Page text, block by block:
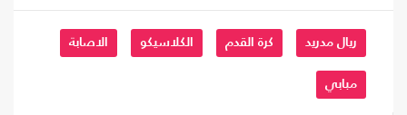
ريال مدريد كرة القدم الكلاسيكو الاصابة
مبابي